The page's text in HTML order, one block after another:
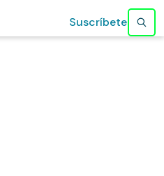
Suscríbete